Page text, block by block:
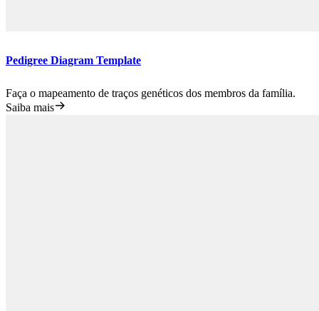
Pedigree Diagram Template
Faça o mapeamento de traços genéticos dos membros da família.
Saiba mais